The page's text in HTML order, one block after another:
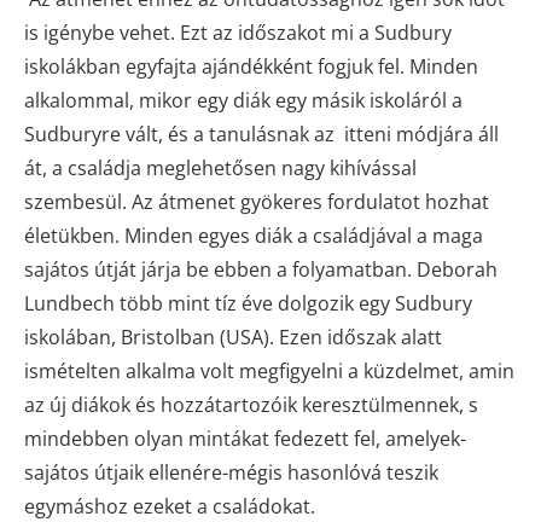
is igénybe vehet. Ezt az időszakot mi a Sudbury
iskolákban egyfajta ajándékként fogjuk fel. Minden
alkalommal, mikor egy diák egy másik iskoláról a
Sudburyre vált, és a tanulásnak az itteni módjára áll
át, a családja meglehetősen nagy kihívással
szembesül. Az átmenet gyökeres fordulatot hozhat
életükben. Minden egyes diák a családjával a maga
sajátos útját járja be ebben a folyamatban. Deborah
Lundbech több mint tíz éve dolgozik egy Sudbury
iskolában, Bristolban (USA). Ezen időszak alatt
ismételten alkalma volt megfigyelni a küzdelmet, amin
az új diákok és hozzátartozóik keresztülmennek, s
mindebben olyan mintákat fedezett fel, amelyek-
sajátos útjaik ellenére-mégis hasonlóvá teszik
egymáshoz ezeket a családokat.